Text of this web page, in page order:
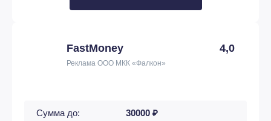
FastMoney 4,0
Реклама ООО МКК «Фалкон»
Сумма до: 30000 ₽